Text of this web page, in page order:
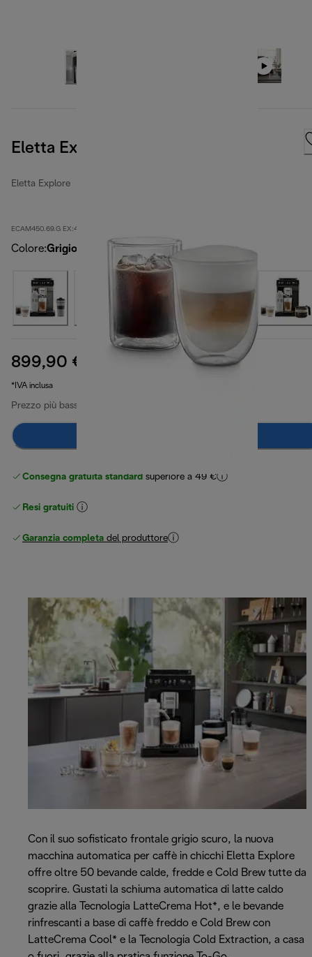
Eletta Explore, grigio scuro
Eletta Explore
ECAM450.69.G EX:4
Colore:Grigio
899,90 € prezzo originale 1049,90 €
*IVA inclusa
Prezzo più basso ultimi 30 giorni
Consegna gratuita standard superiore a 49 €
Resi gratuiti
Garanzia completa del produttore
Con il suo sofisticato frontale grigio scuro, la nuova
macchina automatica per caffè in chicchi Eletta Explore
offre oltre 50 bevande calde, fredde e Cold Brew tutte da
scoprire. Gustati la schiuma automatica di latte caldo
grazie alla Tecnologia LatteCrema Hot*, e le bevande
rinfrescanti a base di caffè freddo e Cold Brew con
LatteCrema Cool* e la Tecnologia Cold Extraction, a casa